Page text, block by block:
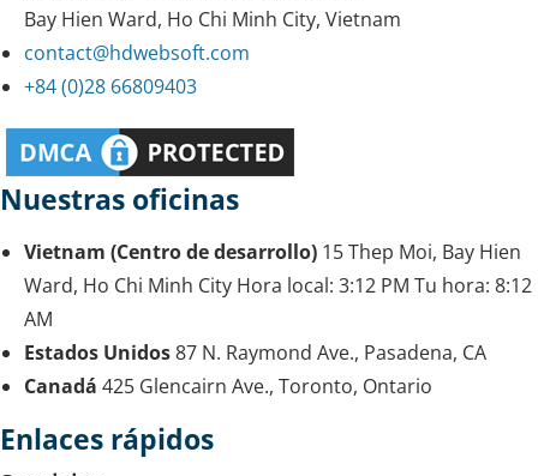
Bay Hien Ward, Ho Chi Minh City, Vietnam
contact@hdwebsoft.com
+84 (0)28 66809403
Nuestras oficinas
Vietnam (Centro de desarrollo) 15 Thep Moi, Bay Hien
Ward, Ho Chi Minh City Hora local: 3:12 PM Tu hora: 8:12
AM
Estados Unidos87 N. Raymond Ave., Pasadena, CA
Canadá 425 Glencairn Ave., Toronto, Ontario
Enlaces rápidos